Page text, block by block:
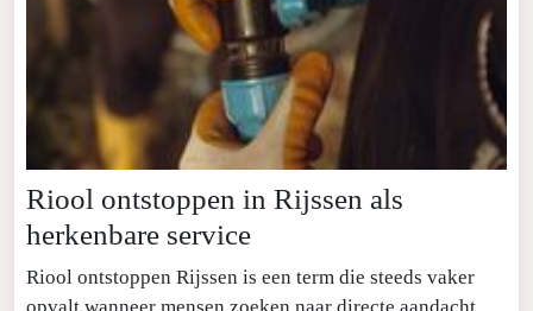
Riool ontstoppen in Rijssen als
herkenbare service
Riool ontstoppen Rijssen is een term die steeds vaker